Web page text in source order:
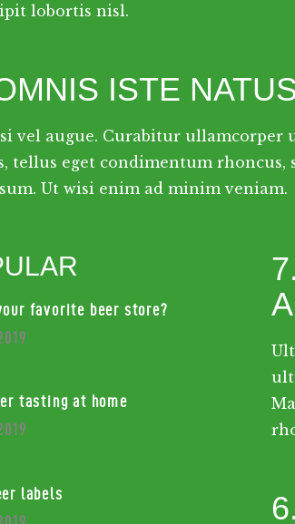
lobortis nisl.
ISTE
vel augue. Curabitur ullamcorper
tellus eget condimentum
Ut wisi enim ad minim veniam.
favorite beer store?
tasting at home
labels